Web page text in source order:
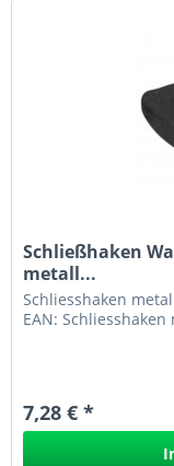
Schließhaken
metall...
Schliesshaken
EAN: Schliesshaken
7,28 € *